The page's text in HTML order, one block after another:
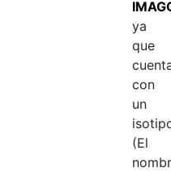
ya
que
con
un
(El